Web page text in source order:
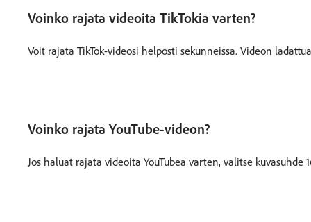
Voinko rajata videoita TikTokia varten?
Voit rajata TikTok-videosi helposti sekunneissa. Videon
Voinko rajata YouTube-videon?
Jos haluat rajata videoita YouTubea varten, valitse kuvasuhde